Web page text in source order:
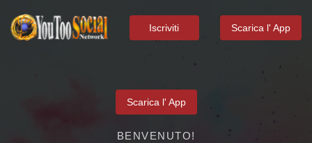
Iscriviti Scarica l' App
Scarica l' App
BENVENUTO!